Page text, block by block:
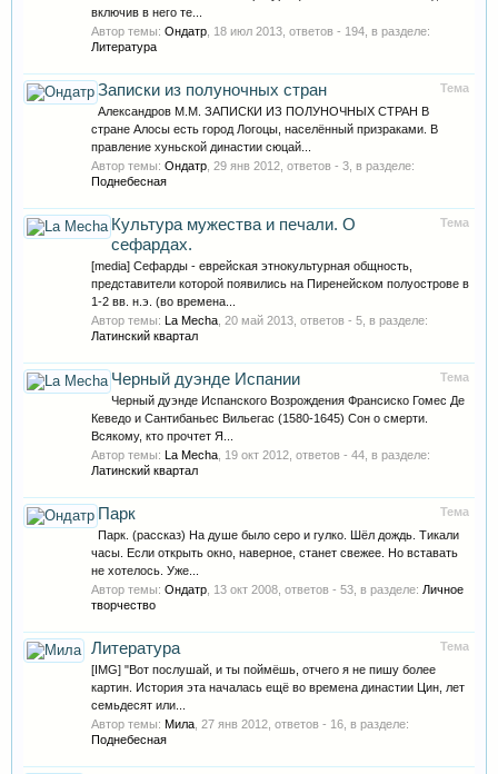
включив в него те...
Автор темы: Ондатр 18 июл 2013 , ответов - 194, в разделе:
Литература
Тема
Записки из полуночных стран
Александров М.М. ЗАПИСКИ ИЗ ПОЛУНОЧНЫХ СТРАН В
стране Алосы есть город Логоцы, населённый призраками. В
правление хуньской династии сюцай...
Автор темы: Ондатр 29 янв 2012 , ответов - 3, в разделе:
Поднебесная
Тема
Культура мужества и печали. О
сефардах.
[media] Сефарды - еврейская этнокультурная общность,
представители которой появились на Пиренейском полуострове в
1-2 вв. н.э. (во времена...
Автор темы: La Mecha 20 май 2013 , ответов - 5, в разделе:
Латинский квартал
Тема
Черный дуэнде Испании
Черный дуэнде Испанского Возрождения Франсиско Гомес Де
Кеведо и Сантибаньес Вильегас (1580-1645) Сон о смерти.
Всякому, кто прочтет Я...
Автор темы: La Mecha 19 окт 2012 , ответов - 44, в разделе:
Латинский квартал
Тема
Парк
Парк. (рассказ) На душе было серо и гулко. Шёл дождь. Тикали
часы. Если открыть окно, наверное, станет свежее. Но вставать
не хотелось. Уже...
Автор темы: Ондатр 13 окт 2008 , ответов - 53, в разделе: Личное
творчество
Тема
Литература
[IMG] "Вот послушай, и ты поймёшь, отчего я не пишу более
картин. История эта началась ещё во времена династии Цин, лет
семьдесят или...
Автор темы: Мила 27 янв 2012 , ответов - 16, в разделе:
Поднебесная